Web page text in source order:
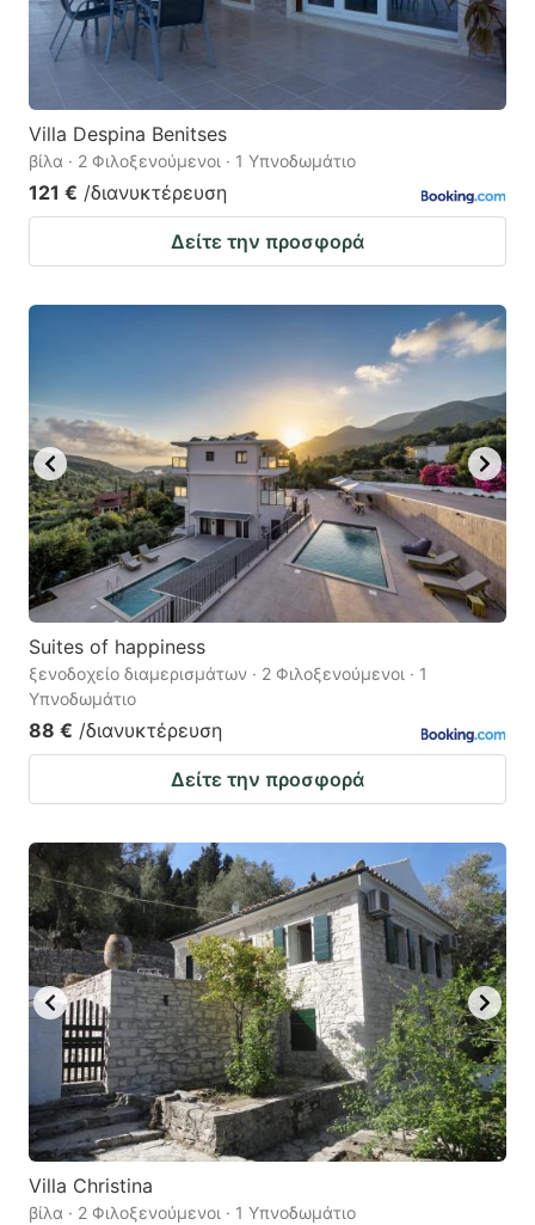
Villa Despina Benitses
βίλα · 2 Φιλοξενούμενοι · 1 Υπνοδωμάτιο
121 € /διανυκτέρευση
Δείτε την προσφορά
Suites of happiness
ξενοδοχείο διαμερισμάτων · 2 Φιλοξενούμενοι · 1
Υπνοδωμάτιο
88 € /διανυκτέρευση
Δείτε την προσφορά
Villa Christina
βίλα · 2 Φιλοξενούμενοι · 1 Υπνοδωμάτιο